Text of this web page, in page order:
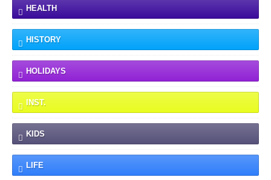
HEALTH
HISTORY
HOLIDAYS
INST.
KIDS
LIFE